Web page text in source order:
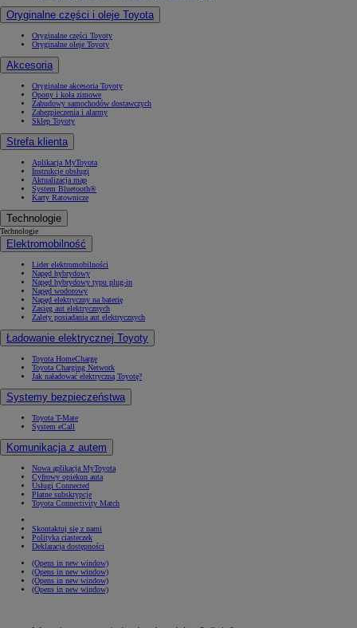
Oryginalne części i oleje Toyota
Oryginalne części Toyoty
Oryginalne oleje Toyoty
Akcesoria
Oryginalne akcesoria Toyoty
Opony i koła zimowe
Zabudowy samochodów dostawczych
Zabezpieczenia i alarmy
Sklep Toyoty
Strefa klienta
Aplikacja MyToyota
Instrukcje obsługi
Aktualizacja map
System Bluetooth®
Karty Ratownicze
Technologie
Technologie
Elektromobilność
Lider elektromobilności
Napęd hybrydowy
Napęd hybrydowy typu plug-in
Napęd wodorowy
Napęd elektryczny na baterię
Zasięg aut elektrycznych
Zalety posiadania aut elektrycznych
Ładowanie elektrycznej Toyoty
Toyota HomeCharge
Toyota Charging Network
Jak naładować elektryczną Toyotę?
Systemy bezpieczeństwa
Toyota T-Mate
System eCall
Komunikacja z autem
Nowa aplikacja MyToyota
Cyfrowy opiekun auta
Usługi Connected
Płatne subskrypcje
Toyota Connectivity Match
Skontaktuj się z nami
Polityka ciasteczek
Deklaracja dostępności
(Opens in new window)
(Opens in new window)
(Opens in new window)
(Opens in new window)